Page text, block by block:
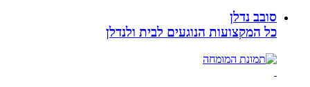
סובב נדלן
כל המקצועות הנוגעים לבית ולנדלן